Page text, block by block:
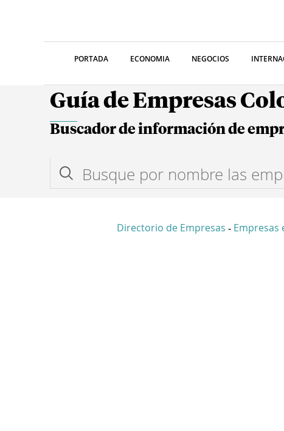
PORTADA ECONOMIA NEGOCIOS
Guía de Empresas
Buscador de información de
Directorio de Empresas - Empresas